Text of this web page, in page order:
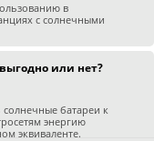
в
с солнечными
или нет?
батареи к
энергию
эквиваленте.